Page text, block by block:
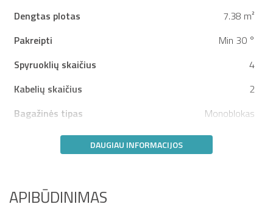
Dengtas plotas
7.38 m²
Pakreipti
Min 30 °
Spyruoklių skaičius
4
Kabelių skaičius
2
Bagažinės tipas
Monoblokas
DAUGIAU INFORMACIJOS
APIBŪDINIMAS